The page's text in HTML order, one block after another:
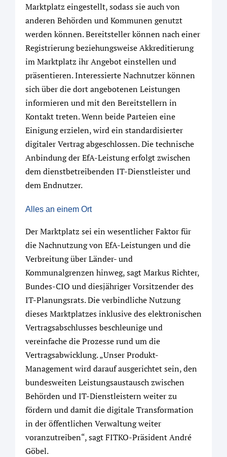
Marktplatz eingestellt, sodass sie auch von
anderen Behörden und Kommunen genutzt
werden können. Bereitsteller können nach einer
Registrierung beziehungsweise Akkreditierung
im Marktplatz ihr Angebot einstellen und
präsentieren. Interessierte Nachnutzer können
sich über die dort angebotenen Leistungen
informieren und mit den Bereitstellern in
Kontakt treten. Wenn beide Parteien eine
Einigung erzielen, wird ein standardisierter
digitaler Vertrag abgeschlossen. Die technische
Anbindung der EfA-Leistung erfolgt zwischen
dem dienstbetreibenden IT-Dienstleister und
dem Endnutzer.
Alles an einem Ort
Der Marktplatz sei ein wesentlicher Faktor für
die Nachnutzung von EfA-Leistungen und die
Verbreitung über Länder- und
Kommunalgrenzen hinweg, sagt Markus Richter,
Bundes-CIO und diesjähriger Vorsitzender des
IT-Planungsrats. Die verbindliche Nutzung
dieses Marktplatzes inklusive des elektronischen
Vertragsabschlusses beschleunige und
vereinfache die Prozesse rund um die
Vertragsabwicklung. „Unser Produkt-
Management wird darauf ausgerichtet sein, den
bundesweiten Leistungsaustausch zwischen
Behörden und IT-Dienstleistern weiter zu
fördern und damit die digitale Transformation
in der öffentlichen Verwaltung weiter
voranzutreiben“, sagt FITKO-Präsident André
Göbel.